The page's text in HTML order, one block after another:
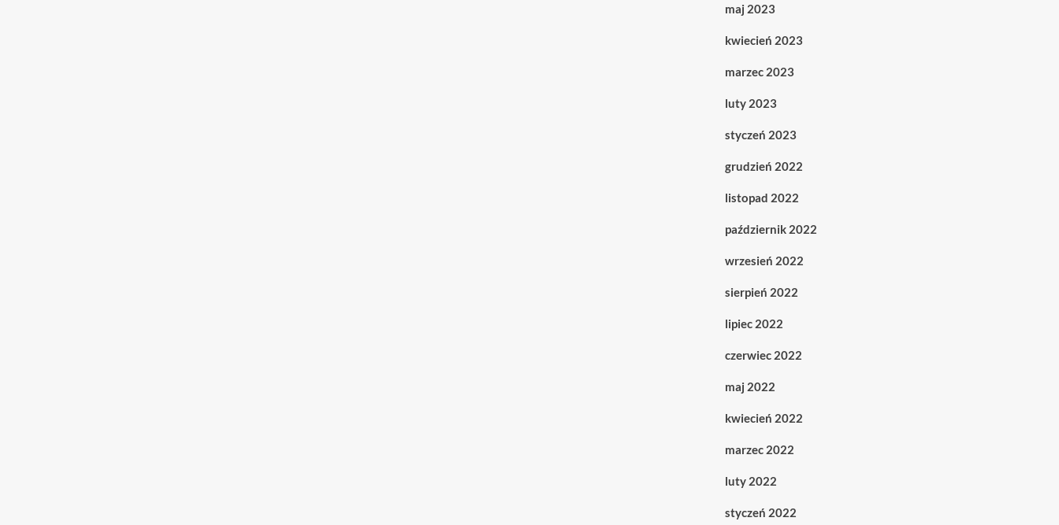
maj 2023
kwiecień 2023
marzec 2023
luty 2023
styczeń 2023
grudzień 2022
listopad 2022
październik 2022
wrzesień 2022
sierpień 2022
lipiec 2022
czerwiec 2022
maj 2022
kwiecień 2022
marzec 2022
luty 2022
styczeń 2022